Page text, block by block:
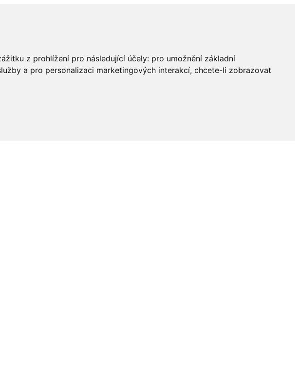
z prohlížení pro následující účely: pro umožnění základní
a pro personalizaci marketingových interakcí, chcete-li zobrazovat